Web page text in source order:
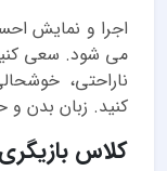
اجرا و نمایش
می شود. سعی
ناراحتی،
کنید. زبان بدن و
کلاس